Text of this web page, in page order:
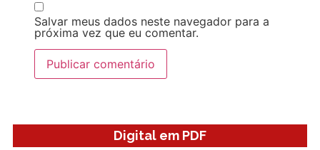
Salvar meus dados neste navegador para a
próxima vez que eu comentar.
Digital em PDF